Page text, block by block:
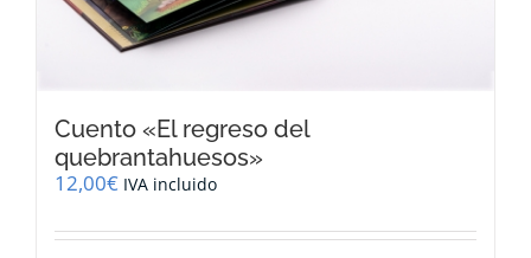
Cuento «El regreso del
quebrantahuesos»
12,00€ IVA incluido